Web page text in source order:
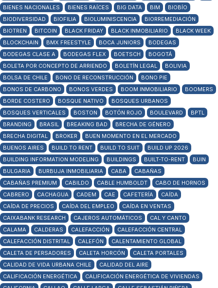
BIENES NACIONALES
BIENES RAÍCES BIG DATA BIM
BIOBÍO
BIODIVERSIDAD
BIOFILIA BIOLUMINISCENCIA
BIORREMEDIACIÓN
BIOTREN
BITCOIN BLACK FRIDAY BLACK INMOBILIARIO
BLACK WEEK
BLOCKCHAIN
BMX FREESTYLE BOCA JUNIORS
BODEGAS
BODEGAS CLASE A
BODEGAS FLEX BOETSCH
BOGOTÁ
BOLETA POR CONCEPTO DE ARRIENDO
BOLETÍN LEGAL
BOLIVIA
BOLSA DE CHILE
BONO DE RECONSTRUCCIÓN
BONO PIE
BONOS DE CARBONO
BONOS VERDES BOOM INMOBILIARIO
BOOMERS
BORDE COSTERO
BOSQUE NATIVO
BOSQUES URBANOS
BOSQUES VERTICALES
BOSTON BOTÓN ROJO BOULEVARD
BPTL
BRANDING
BRASIL BREAKING BAD
BRECHA DE GÉNERO
BRECHA DIGITAL
BROKER
BUEN MOMENTO EN EL MERCADO
BUENOS AIRES
BUILD TO RENT BUILD TO SUIT
BUILD UP 2026
BUILDING INFORMATION MODELING
BUILDINGS BUILT-TO-RENT
BUIN
BULGARIA
BURBUJA INMOBILIARIA CABA
CABAÑAS
CABAÑAS PREMIUM
CABILDO CABLE HUMBOLDT
CABO DE HORNOS
CABRERO
CACHAGUA CADEM CAE CAFETERÍA
CAÍDA
CAÍDA DE PRECIOS
CAÍDA DEL EMPLEO
CAÍDA EN VENTAS
CAIXABANK RESEARCH
CAJEROS AUTOMÁTICOS
CAL Y CANTO
CALAMA
CALDERAS CALEFACCIÓN
CALEFACCIÓN CENTRAL
CALEFACCIÓN DISTRITAL
CALEFÓN
CALENTAMIENTO GLOBAL
CALETA DE PERSADORES
CALETA HORCÓN
CALETA PORTALES
CALIDAD DE VIDA URBANA CHILE
CALIDAD DEL AIRE
CALIFICACIÓN ENERGÉTICA
CALIFICACIÓN ENERGÉTICA DE VIVIENDAS